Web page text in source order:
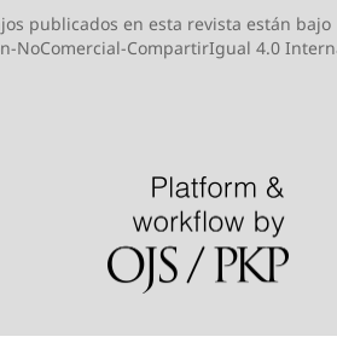
publicados en esta revista están
NoComercial-CompartirIgual 4.0